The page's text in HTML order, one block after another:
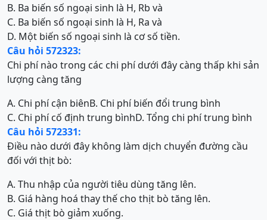
B. Ba biến số ngoại sinh là H, Rb và
C. Ba biến số ngoại sinh là H, Ra và
D. Một biến số ngoại sinh là cơ số tiền.
Câu hỏi 572323:
Chi phí nào trong các chi phí dưới đây càng thấp khi sản
lượng càng tăng
A. Chi phí cận biênB. Chi phí biến đổi trung bình
C. Chi phí cố định trung bìnhD. Tổng chi phí trung bình
Câu hỏi 572331:
Điều nào dưới đây không làm dịch chuyển đường cầu
đối với thịt bò:
A. Thu nhập của người tiêu dùng tăng lên.
B. Giá hàng hoá thay thế cho thịt bò tăng lên.
C. Giá thịt bò giảm xuống.